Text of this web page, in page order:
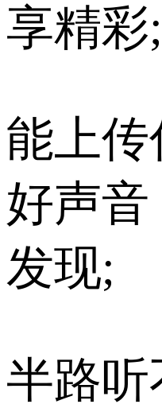
享精彩;
能上传
好声
发现;
半路听